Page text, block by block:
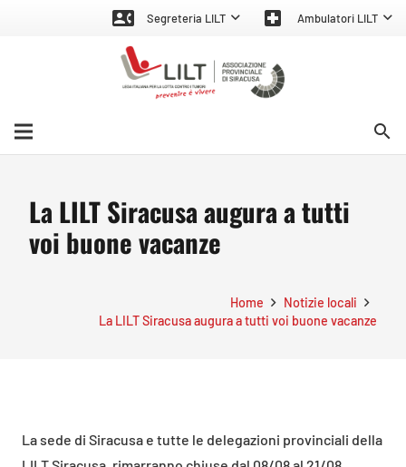
contact_phone Segreteria LILT local_hospital Ambulatori LILT
search
La LILT Siracusa augura a tutti
voi buone vacanze
Home
Notizie locali
La LILT Siracusa augura a tutti voi buone vacanze
La sede di Siracusa e tutte le delegazioni provinciali della